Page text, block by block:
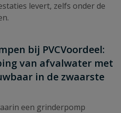
levert, zelfs onder de
bij PVCVoordeel:
van afvalwater met
in de zwaarste
een grinderpomp